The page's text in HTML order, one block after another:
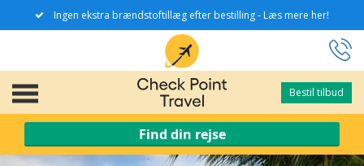
Ingen ekstra brændstoftillæg efter bestilling - Læs mere her!
Bestil tilbud
Bestil tilbud
Find din rejse